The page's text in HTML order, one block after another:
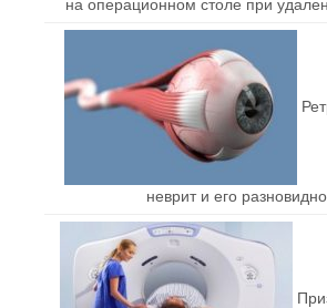
на операционном столе при
неврит и его